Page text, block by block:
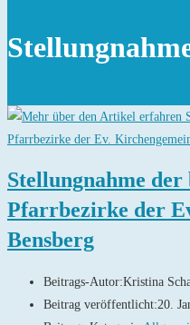
Stellungnahme
Pfarrbezirke der
Bensberg
Beitrags-Autor:Kristina
Beitrag veröffentlicht:20.